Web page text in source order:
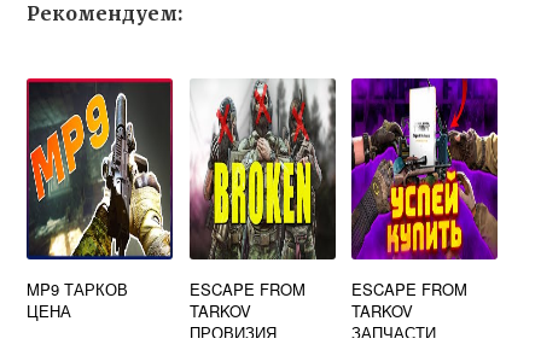
Рекомендуем:
MP9 ТАРКОВ
ЦЕНА
ESCAPE FROM
TARKOV
ПРОВИЗИЯ
ESCAPE FROM
TARKOV
ЗАПЧАСТИ